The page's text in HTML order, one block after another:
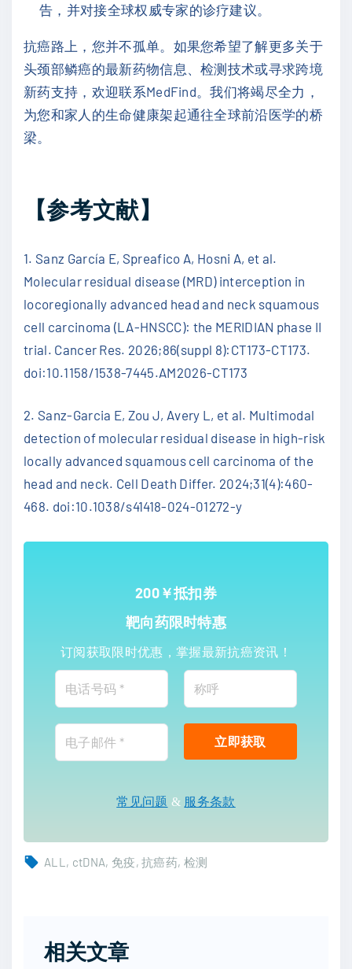
告，并对接全球权威专家的诊疗建议。
抗癌路上，您并不孤单。如果您希望了解更多关于
头颈部鳞癌的最新药物信息、检测技术或寻求跨境
新药支持，欢迎联系MedFind。我们将竭尽全力，
为您和家人的生命健康架起通往全球前沿医学的桥
梁。
【参考文献】
1. Sanz García E, Spreafico A, Hosni A, et al.
Molecular residual disease (MRD) interception in
locoregionally advanced head and neck squamous
cell carcinoma (LA-HNSCC): the MERIDIAN phase II
trial. Cancer Res. 2026;86(suppl 8):CT173-CT173.
doi:10.1158/1538-7445.AM2026-CT173
2. Sanz-Garcia E, Zou J, Avery L, et al. Multimodal
detection of molecular residual disease in high-risk
locally advanced squamous cell carcinoma of the
head and neck. Cell Death Differ. 2024;31(4):460-
468. doi:10.1038/s41418-024-01272-y
200￥抵扣券
靶向药限时特惠
订阅获取限时优惠，掌握最新抗癌资讯！
常见问题 & 服务条款
ALL ctDNA 免疫 抗癌药 检测
相关文章